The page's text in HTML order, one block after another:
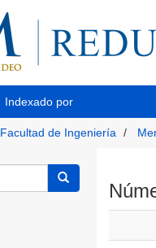
Indexado por
Facultad de Ingeniería